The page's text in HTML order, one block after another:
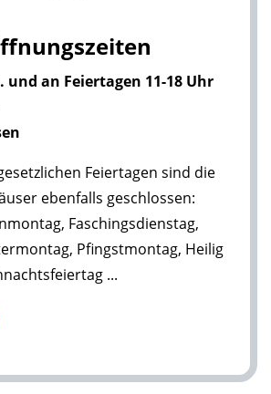
und an Feiertagen 11-18 Uhr
Feiertagen sind die
ebenfalls geschlossen:
Faschingsdienstag,
Pfingstmontag, Heilig
...